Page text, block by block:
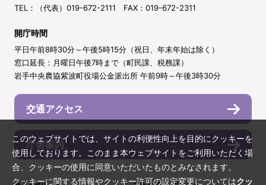
TEL：（代表）019-672-2111 FAX：019-672-2311
開庁時間
平日午前8時30分～午後5時15分（祝日、年末年始は除く）
窓口延長：月曜日午後7時まで（町民課、税務課）
岩手中央農協紫波町役場公金派出所 午前9時～午後3時30分
交通アクセス
庁舎案内
このウェブサイトでは、サイトの利便性向上を目的にクッキーを
使用しております。このまま本ウェブサイトをご利用いただく場
合、クッキーの使用に同意いただいたものとみなされます。
クッキーに関する情報やクッキー許可の設定変更についてはクッ